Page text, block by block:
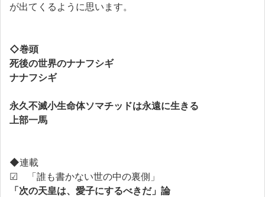
が出てくるように思います。
◇巻頭
死後の世界のナナフシギ
ナナフシギ
永久不滅小生命体ソマチッドは永遠に生きる
上部一馬
◆連載
☑ 「誰も書かない世の中の裏側」
「次の天皇は、愛子にするべきだ」論